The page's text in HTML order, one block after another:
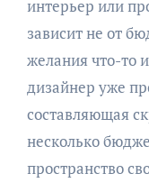
интерьер или
зависит не от
желания что-то
дизайнер уже
составляющая
несколько
пространство